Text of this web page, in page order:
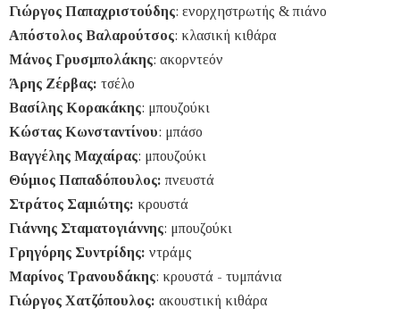
Γιώργος Παπαχριστούδης: ενορχηστρωτής & πιάνο
Απόστολος Βαλαρούτσος: κλασική κιθάρα
Μάνος Γρυσμπολάκης: ακορντεόν
Άρης Ζέρβας: τσέλο
Βασίλης Κορακάκης: μπουζούκι
Κώστας Κωνσταντίνου: μπάσο
Βαγγέλης Μαχαίρας: μπουζούκι
Θύμιος Παπαδόπουλος: πνευστά
Στράτος Σαμιώτης: κρουστά
Γιάννης Σταματογιάννης: μπουζούκι
Γρηγόρης Συντρίδης: ντράμς
Μαρίνος Τρανουδάκης: κρουστά - τυμπάνια
Γιώργος Χατζόπουλος: ακουστική κιθάρα